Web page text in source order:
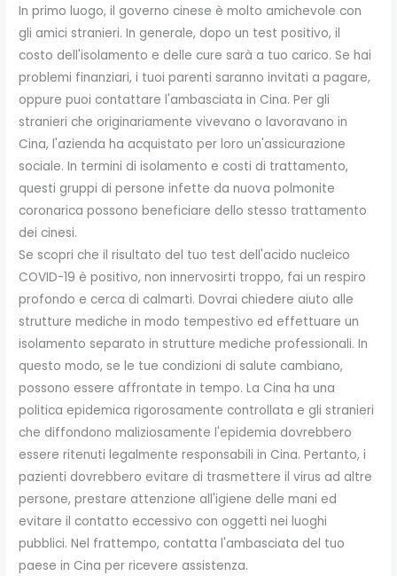
In primo luogo, il governo cinese è molto amichevole con
gli amici stranieri. In generale, dopo un test positivo, il
costo dell'isolamento e delle cure sarà a tuo carico. Se hai
problemi finanziari, i tuoi parenti saranno invitati a pagare,
oppure puoi contattare l'ambasciata in Cina. Per gli
stranieri che originariamente vivevano o lavoravano in
Cina, l'azienda ha acquistato per loro un'assicurazione
sociale. In termini di isolamento e costi di trattamento,
questi gruppi di persone infette da nuova polmonite
coronarica possono beneficiare dello stesso trattamento
dei cinesi.
Se scopri che il risultato del tuo test dell'acido nucleico
COVID-19 è positivo, non innervosirti troppo, fai un respiro
profondo e cerca di calmarti. Dovrai chiedere aiuto alle
strutture mediche in modo tempestivo ed effettuare un
isolamento separato in strutture mediche professionali. In
questo modo, se le tue condizioni di salute cambiano,
possono essere affrontate in tempo. La Cina ha una
politica epidemica rigorosamente controllata e gli stranieri
che diffondono maliziosamente l'epidemia dovrebbero
essere ritenuti legalmente responsabili in Cina. Pertanto, i
pazienti dovrebbero evitare di trasmettere il virus ad altre
persone, prestare attenzione all'igiene delle mani ed
evitare il contatto eccessivo con oggetti nei luoghi
pubblici. Nel frattempo, contatta l'ambasciata del tuo
paese in Cina per ricevere assistenza.